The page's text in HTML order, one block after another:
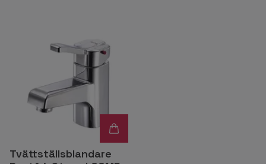
Tvättställsblandare